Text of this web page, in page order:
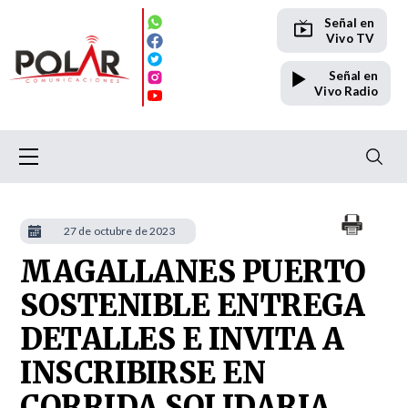
Señal en
Vivo TV
Señal en
Vivo Radio
MAGALLANES PUERTO
SOSTENIBLE ENTREGA
DETALLES E INVITA A
INSCRIBIRSE EN
27 de octubre de 2023